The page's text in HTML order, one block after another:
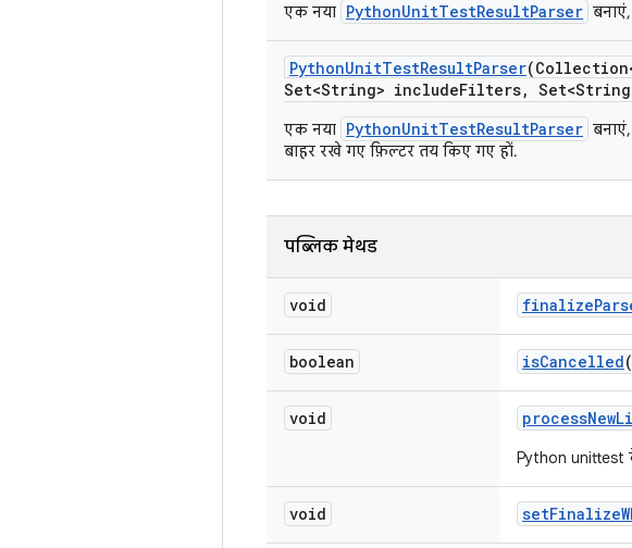
एक नया PythonUnitTestResultParser
PythonUnitTestResultParser
Set<String> includeFilters,
एक नया PythonUnitTestResultParser
बाहर रखे गए फ़िल्टर तय किए गए हों.
पब्लिक मेथड
void finalize
boolean isCancelled
void processNew
Python unittest
void setFinalize